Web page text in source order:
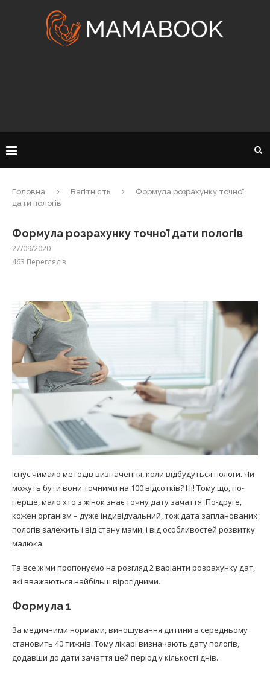
Головна Вагітність
Формула розрахунку точної
дати пологів
Формула розрахунку точної дати пологів
27/09/2020
463 Переглядів
Існує чимало методів визначення, коли відбудуться пологи. Чи
можуть бути вони точними на 100 відсотків? Ні! Тому що, по-
перше, мало хто з жінок знає точну дату зачаття. По-друге,
кожен організм – дуже індивідуальний, тож дата запланованих
пологів залежить і від стану мами, і від особливостей розвитку
малюка.
Та все ж ми пропонуємо на розгляд 2 варіанти розрахунку дат,
які вважаються найбільш вірогідними.
Формула 1
За медичними нормами, виношування дитини в середньому
становить 40 тижнів. Тому лікарі визначають дату пологів,
додавши до дати зачаття цей період у кількості днів.